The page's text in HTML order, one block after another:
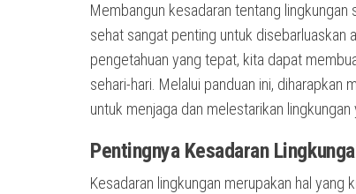
Membangun kesadaran tentang
sehat sangat penting untuk disebarluaskan
pengetahuan yang tepat, kita dapat
sehari-hari. Melalui panduan ini,
untuk menjaga dan melestarikan lingkungan
Pentingnya Kesadaran
Kesadaran lingkungan merupakan hal